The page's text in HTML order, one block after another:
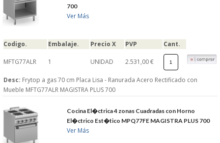
700
Ver Más
Codigo. Embalaje. Precio X PVP Cant.
MFTG77ALR 1 UNIDAD 2.531,00 €
Desc: Frytop a gas 70 cm Placa Lisa - Ranurada Acero Rectificado con
Mueble MFTG77ALR MAGISTRA PLUS 700
Cocina El�ctrica 4 zonas Cuadradas con Horno
El�ctrico Est�tico MPQ77FE MAGISTRA PLUS 700
Ver Más